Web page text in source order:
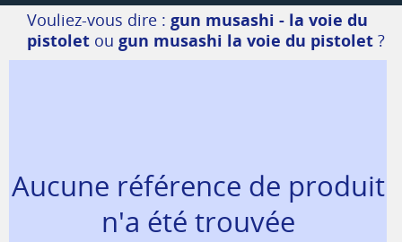
Vouliez-vous dire : gun musashi - la voie du
pistolet ou gun musashi la voie du pistolet ?
Aucune référence de produit
n'a été trouvée